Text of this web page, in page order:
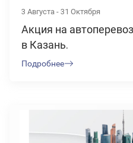
3 Августа - 31 Октября
Акция на
в Казань.
Подробнее